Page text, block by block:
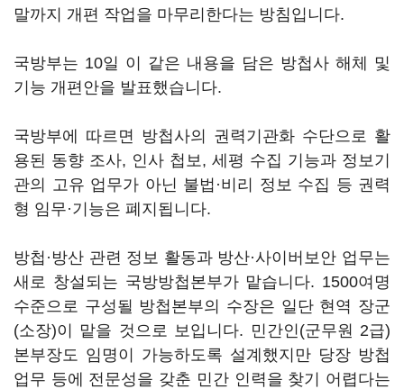
말까지 개편 작업을 마무리한다는 방침입니다.
국방부는 10일 이 같은 내용을 담은 방첩사 해체 및
기능 개편안을 발표했습니다.
국방부에 따르면 방첩사의 권력기관화 수단으로 활
용된 동향 조사, 인사 첩보, 세평 수집 기능과 정보기
관의 고유 업무가 아닌 불법·비리 정보 수집 등 권력
형 임무·기능은 폐지됩니다.
방첩·방산 관련 정보 활동과 방산·사이버보안 업무는
새로 창설되는 국방방첩본부가 맡습니다. 1500여명
수준으로 구성될 방첩본부의 수장은 일단 현역 장군
(소장)이 맡을 것으로 보입니다. 민간인(군무원 2급)
본부장도 임명이 가능하도록 설계했지만 당장 방첩
업무 등에 전문성을 갖춘 민간 인력을 찾기 어렵다는